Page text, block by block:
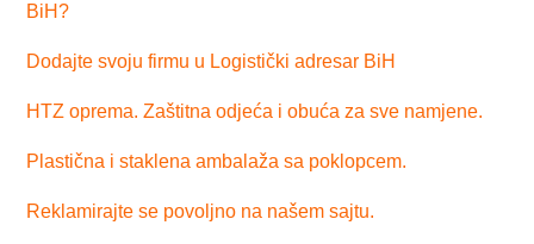
BiH?
Dodajte svoju firmu u Logistički adresar BiH
HTZ oprema. Zaštitna odjeća i obuća za sve namjene.
Plastična i staklena ambalaža sa poklopcem.
Reklamirajte se povoljno na našem sajtu.